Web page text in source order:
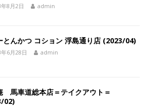
8月2日 admin
とんかつ コション 浮島通り店 (2023/04)
6月28日 admin
馬車道総本店＝テイクアウト＝
02)